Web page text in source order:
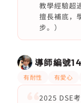
教學經驗超
擅長補底，
步。）
導師編號
有耐性 有愛心
2025 DSE